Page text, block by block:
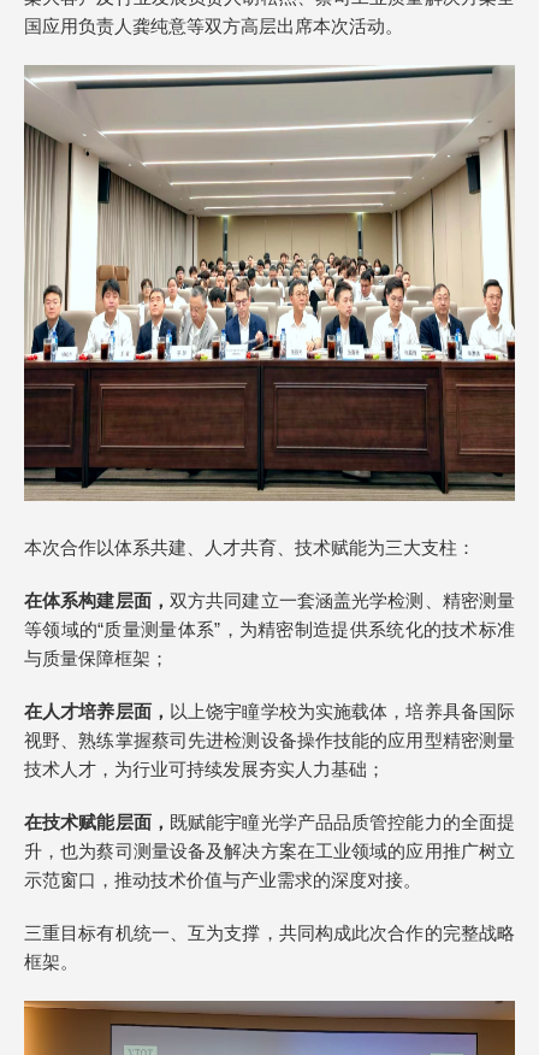
国应用负责人龚纯意等双方高层出席本次活动。
本次合作以体系共建、人才共育、技术赋能为三大支柱：
在体系构建层面， 双方共同建立一套涵盖光学检测、精密测量
等领域的“质量测量体系”，为精密制造提供系统化的技术标准
与质量保障框架；
在人才培养层面， 以上饶宇瞳学校为实施载体，培养具备国际
视野、熟练掌握蔡司先进检测设备操作技能的应用型精密测量
技术人才，为行业可持续发展夯实人力基础；
在技术赋能层面， 既赋能宇瞳光学产品品质管控能力的全面提
升，也为蔡司测量设备及解决方案在工业领域的应用推广树立
示范窗口，推动技术价值与产业需求的深度对接。
三重目标有机统一、互为支撑，共同构成此次合作的完整战略
框架。